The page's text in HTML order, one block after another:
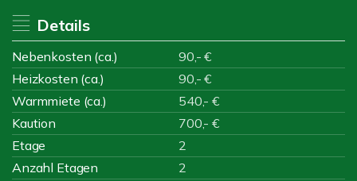
Details
Nebenkosten (ca.)
90,- €
Heizkosten (ca.)
90,- €
Warmmiete (ca.)
540,- €
Kaution
700,- €
Etage
2
Anzahl Etagen
2